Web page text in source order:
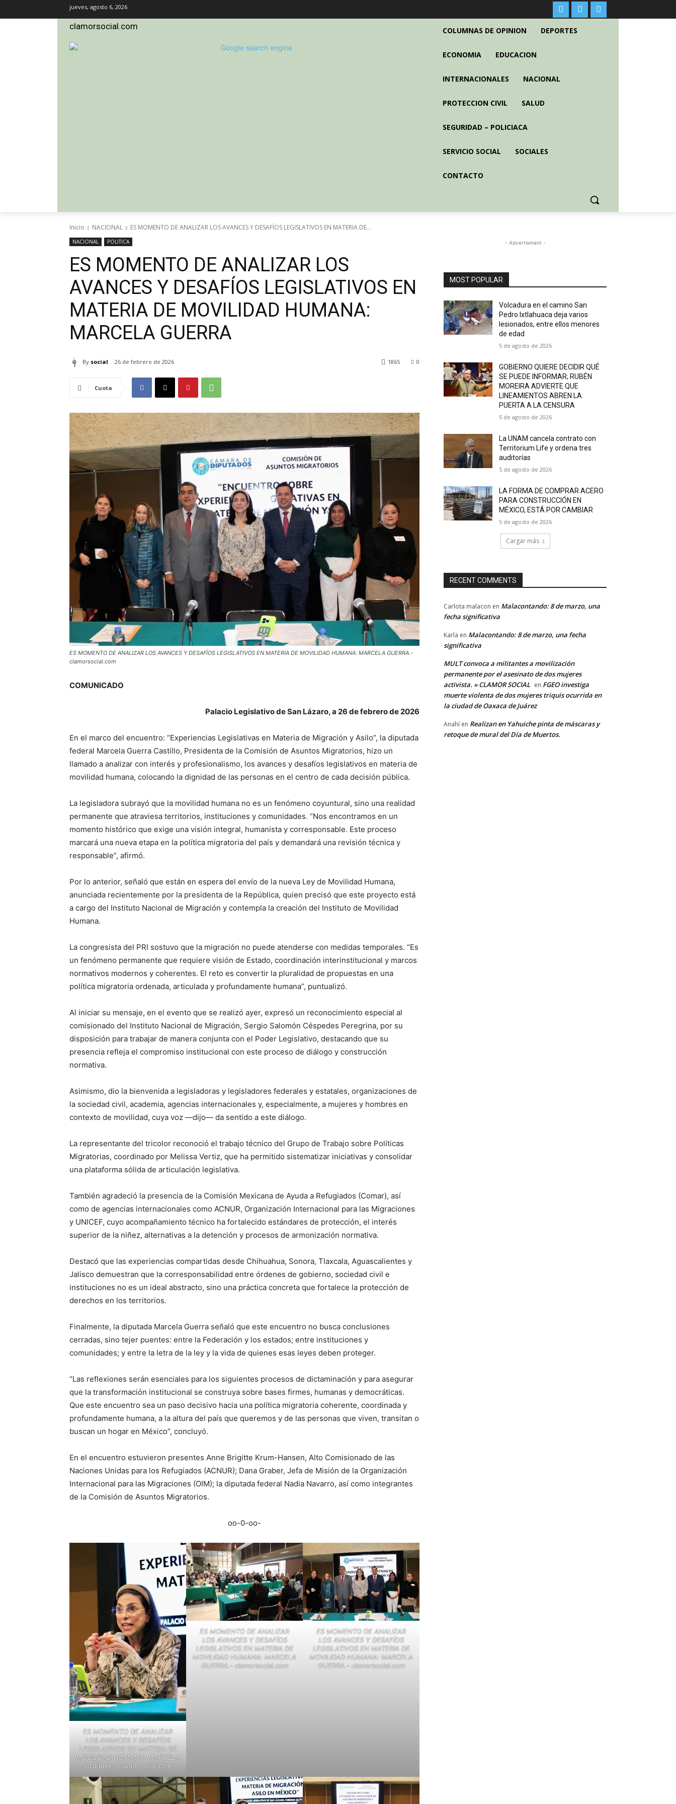
jueves, agosto 6, 2026
clamorsocial.com COLUMNAS DE OPINION DEPORTES
ECONOMIA EDUCACION
INTERNACIONALES NACIONAL
PROTECCION CIVIL SALUD
SEGURIDAD – POLICIACA
SERVICIO SOCIAL SOCIALES
CONTACTO
Inicio NACIONAL ES MOMENTO DE ANALIZAR LOS AVANCES Y DESAFÍOS LEGISLATIVOS EN MATERIA DE...
NACIONAL POLITICA
ES MOMENTO DE ANALIZAR LOS
AVANCES Y DESAFÍOS LEGISLATIVOS EN
MATERIA DE MOVILIDAD HUMANA:
MARCELA GUERRA
By social 26 de febrero de 2026 0
1865
Cuota
ES MOMENTO DE ANALIZAR LOS AVANCES Y DESAFÍOS LEGISLATIVOS EN MATERIA DE MOVILIDAD HUMANA: MARCELA GUERRA.-
clamorsocial.com
COMUNICADO
Palacio Legislativo de San Lázaro, a 26 de febrero de 2026
En el marco del encuentro: “Experiencias Legislativas en Materia de Migración y Asilo”, la diputada
federal Marcela Guerra Castillo, Presidenta de la Comisión de Asuntos Migratorios, hizo un
llamado a analizar con interés y profesionalismo, los avances y desafíos legislativos en materia de
movilidad humana, colocando la dignidad de las personas en el centro de cada decisión pública.
La legisladora subrayó que la movilidad humana no es un fenómeno coyuntural, sino una realidad
permanente que atraviesa territorios, instituciones y comunidades. “Nos encontramos en un
momento histórico que exige una visión integral, humanista y corresponsable. Este proceso
marcará una nueva etapa en la política migratoria del país y demandará una revisión técnica y
responsable”, afirmó.
Por lo anterior, señaló que están en espera del envío de la nueva Ley de Movilidad Humana,
anunciada recientemente por la presidenta de la República, quien precisó que este proyecto está
a cargo del Instituto Nacional de Migración y contempla la creación del Instituto de Movilidad
Humana.
La congresista del PRI sostuvo que la migración no puede atenderse con medidas temporales. “Es
un fenómeno permanente que requiere visión de Estado, coordinación interinstitucional y marcos
normativos modernos y coherentes. El reto es convertir la pluralidad de propuestas en una
política migratoria ordenada, articulada y profundamente humana”, puntualizó.
Al iniciar su mensaje, en el evento que se realizó ayer, expresó un reconocimiento especial al
comisionado del Instituto Nacional de Migración, Sergio Salomón Céspedes Peregrina, por su
disposición para trabajar de manera conjunta con el Poder Legislativo, destacando que su
presencia refleja el compromiso institucional con este proceso de diálogo y construcción
normativa.
Asimismo, dio la bienvenida a legisladoras y legisladores federales y estatales, organizaciones de
la sociedad civil, academia, agencias internacionales y, especialmente, a mujeres y hombres en
contexto de movilidad, cuya voz —dijo— da sentido a este diálogo.
La representante del tricolor reconoció el trabajo técnico del Grupo de Trabajo sobre Políticas
Migratorias, coordinado por Melissa Vertiz, que ha permitido sistematizar iniciativas y consolidar
una plataforma sólida de articulación legislativa.
También agradeció la presencia de la Comisión Mexicana de Ayuda a Refugiados (Comar), así
como de agencias internacionales como ACNUR, Organización Internacional para las Migraciones
y UNICEF, cuyo acompañamiento técnico ha fortalecido estándares de protección, el interés
superior de la niñez, alternativas a la detención y procesos de armonización normativa.
Destacó que las experiencias compartidas desde Chihuahua, Sonora, Tlaxcala, Aguascalientes y
Jalisco demuestran que la corresponsabilidad entre órdenes de gobierno, sociedad civil e
instituciones no es un ideal abstracto, sino una práctica concreta que fortalece la protección de
derechos en los territorios.
Finalmente, la diputada Marcela Guerra señaló que este encuentro no busca conclusiones
cerradas, sino tejer puentes: entre la Federación y los estados; entre instituciones y
comunidades; y entre la letra de la ley y la vida de quienes esas leyes deben proteger.
“Las reflexiones serán esenciales para los siguientes procesos de dictaminación y para asegurar
que la transformación institucional se construya sobre bases firmes, humanas y democráticas.
Que este encuentro sea un paso decisivo hacia una política migratoria coherente, coordinada y
profundamente humana, a la altura del país que queremos y de las personas que viven, transitan o
buscan un hogar en México”, concluyó.
En el encuentro estuvieron presentes Anne Brigitte Krum-Hansen, Alto Comisionado de las
Naciones Unidas para los Refugiados (ACNUR); Dana Graber, Jefa de Misión de la Organización
Internacional para las Migraciones (OIM); la diputada federal Nadia Navarro, así como integrantes
de la Comisión de Asuntos Migratorios.
oo-0-oo-
ES MOMENTO DE ANALIZAR
LOS AVANCES Y DESAFÍOS
LEGISLATIVOS EN MATERIA DE
MOVILIDAD HUMANA: MARCELA
GUERRA.- clamorsocial.com
ES MOMENTO DE ANALIZAR
LOS AVANCES Y DESAFÍOS
LEGISLATIVOS EN MATERIA DE
MOVILIDAD HUMANA: MARCELA
GUERRA.- clamorsocial.com
ES MOMENTO DE ANALIZAR
LOS AVANCES Y DESAFÍOS
LEGISLATIVOS EN MATERIA DE
MOVILIDAD HUMANA: MARCELA
GUERRA.- clamorsocial.com
- Advertisment -
MOST POPULAR
Volcadura en el camino San
Pedro Ixtlahuaca deja varios
lesionados, entre ellos menores
de edad
5 de agosto de 2026
GOBIERNO QUIERE DECIDIR QUÉ
SE PUEDE INFORMAR; RUBÉN
MOREIRA ADVIERTE QUE
LINEAMIENTOS ABREN LA
PUERTA A LA CENSURA
5 de agosto de 2026
La UNAM cancela contrato con
Territorium Life y ordena tres
auditorías
5 de agosto de 2026
LA FORMA DE COMPRAR ACERO
PARA CONSTRUCCIÓN EN
MÉXICO, ESTÁ POR CAMBIAR
5 de agosto de 2026
Cargar más
RECENT COMMENTS
Carlota malacon en Malacontando: 8 de marzo, una
fecha significativa
Karla en Malacontando: 8 de marzo, una fecha
significativa
MULT convoca a militantes a movilización
permanente por el asesinato de dos mujeres
activista. » CLAMOR SOCIAL en FGEO investiga
muerte violenta de dos mujeres triquis ocurrida en
la ciudad de Oaxaca de Juárez
Anahí en Realizan en Yahuiche pinta de máscaras y
retoque de mural del Día de Muertos.